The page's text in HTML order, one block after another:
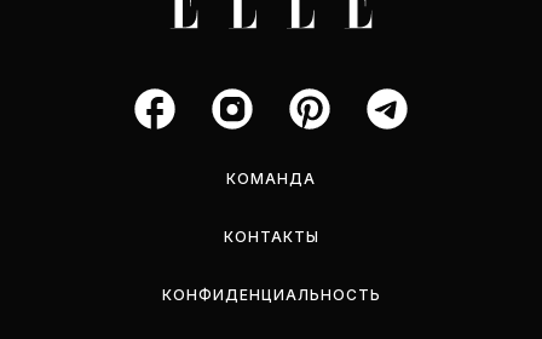
КОМАНДА
КОНТАКТЫ
КОНФИДЕНЦИАЛЬНОСТЬ